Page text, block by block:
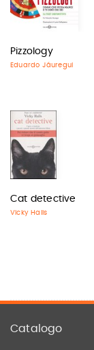
Pizzology
Eduardo Jáuregui
Cat detective
Vicky Halls
Catalogo